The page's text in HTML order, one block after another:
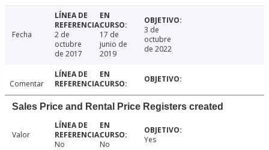
Fecha
2 de
octubre
de 2017
17 de
junio de
2019
3 de
octubre
de 2022
Comentar
Sales Price and Rental Price Registers created
Valor
No
No Yes